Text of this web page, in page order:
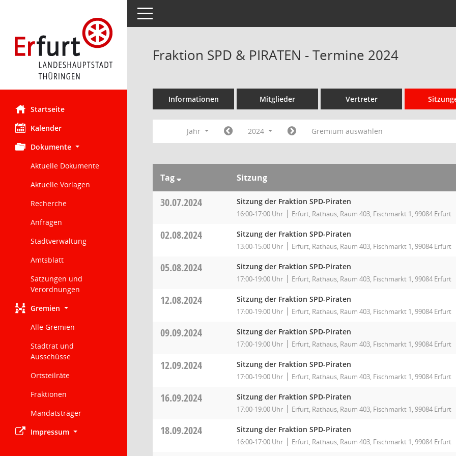
Startseite
Kalender
Dokumente
Aktuelle Dokumente
Aktuelle Vorlagen
Recherche
Anfragen
Stadtverwaltung
Amtsblatt
Satzungen und
Verordnungen
Gremien
Alle Gremien
Stadtrat und
Ausschüsse
Ortsteilräte
Fraktionen
Mandatsträger
Impressum
Toggle navigation
Fraktion SPD & PIRATEN - Termine 2024
Informationen Mitglieder Vertreter
Jahr 2024 Gremium auswählen
Tag Sitzung
30.07.2024 Sitzung der Fraktion SPD-Piraten
16:00-17:00 Uhr Erfurt, Rathaus, Raum 403, Fischmarkt 1, 99084 Erfurt
02.08.2024 Sitzung der Fraktion SPD-Piraten
13:00-15:00 Uhr Erfurt, Rathaus, Raum 403, Fischmarkt 1, 99084 Erfurt
05.08.2024 Sitzung der Fraktion SPD-Piraten
17:00-19:00 Uhr Erfurt, Rathaus, Raum 403, Fischmarkt 1, 99084 Erfurt
12.08.2024 Sitzung der Fraktion SPD-Piraten
17:00-19:00 Uhr Erfurt, Rathaus, Raum 403, Fischmarkt 1, 99084 Erfurt
09.09.2024 Sitzung der Fraktion SPD-Piraten
17:00-19:00 Uhr Erfurt, Rathaus, Raum 403, Fischmarkt 1, 99084 Erfurt
12.09.2024 Sitzung der Fraktion SPD-Piraten
17:00-19:00 Uhr Erfurt, Rathaus, Raum 403, Fischmarkt 1, 99084 Erfurt
16.09.2024 Sitzung der Fraktion SPD-Piraten
17:00-19:00 Uhr Erfurt, Rathaus, Raum 403, Fischmarkt 1, 99084 Erfurt
18.09.2024 Sitzung der Fraktion SPD-Piraten
16:00-17:00 Uhr Erfurt, Rathaus, Raum 403, Fischmarkt 1, 99084 Erfurt